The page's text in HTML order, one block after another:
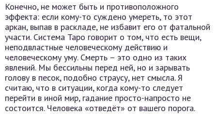
Конечно, не может быть и противоположного
эффекта: если кому-то суждено умереть, то этот
аркан, выпав в раскладе, не избавит его от фатальной
участи. Система Таро говорит о том, что есть вещи,
неподвластные человеческому действию и
человеческому уму. Смерть – это одно из таких
явлений. Мы бессильны перед ней, но и зарывать
голову в песок, подобно страусу, нет смысла. Я
считаю, что в ситуации, когда кому-то следует
перейти в иной мир, гадание просто-напросто не
состоится. Человека «отведёт» от вашего порога.